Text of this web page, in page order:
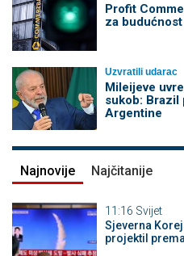
Profit
za
Uzvratili udarac
Mileijeve
sukob: Brazil
Argentine
Najnovije Najčitanije
11:16 Svijet
Sjeverna
projektil